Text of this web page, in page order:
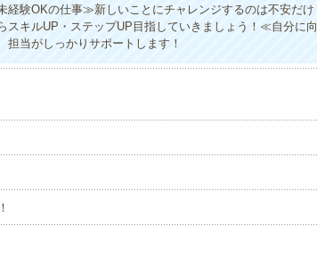
験OKの仕事≫新しいことにチャレンジするのは不安だけ
スキルUP・ステップUP目指していきましょう！≪自分に向
当がしっかりサポートします！